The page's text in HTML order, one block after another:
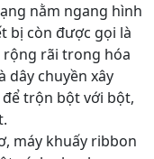
nằm ngang hình
bị còn được gọi là
rãi trong hóa
dây chuyền xây
trộn bột với bột,
máy khuấy ribbon